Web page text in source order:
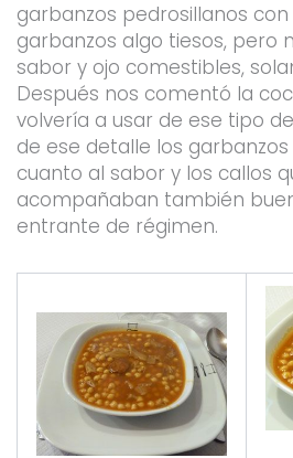
garbanzos pedrosillanos con
garbanzos algo tiesos, pero
sabor y ojo comestibles,
Después nos comentó la
volvería a usar de ese tipo
de ese detalle los
cuanto al sabor y los callos
acompañaban también
entrante de régimen.